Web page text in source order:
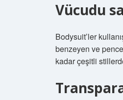
Vücudu
Bodysuit’ler
benzeyen ve
kadar çeşitli